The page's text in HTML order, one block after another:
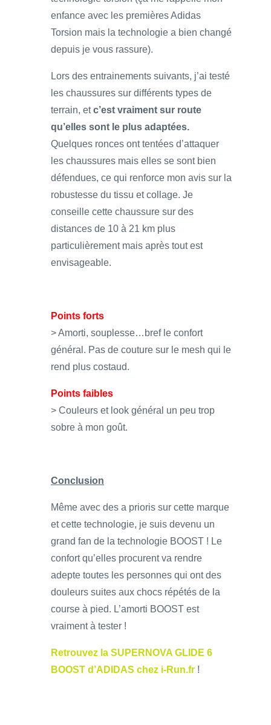
enfance avec les premières Adidas
Torsion mais la technologie a bien changé
depuis je vous rassure).
Lors des entrainements suivants, j’ai testé
les chaussures sur différents types de
terrain, etc’est vraiment sur route
qu’elles sont le plus adaptées.
Quelques ronces ont tentées d’attaquer
les chaussures mais elles se sont bien
défendues, ce qui renforce mon avis sur la
robustesse du tissu et collage. Je
conseille cette chaussure sur des
distances de 10 à 21 km plus
particulièrement mais après tout est
envisageable.
Points forts
> Amorti, souplesse…bref le confort
général. Pas de couture sur le mesh qui le
rend plus costaud.
Points faibles
> Couleurs et look général un peu trop
sobre à mon goût.
Conclusion
Même avec des a prioris sur cette marque
et cette technologie, je suis devenu un
grand fan de la technologie BOOST ! Le
confort qu’elles procurent va rendre
adepte toutes les personnes qui ont des
douleurs suites aux chocs répétés de la
course à pied. L’amorti BOOST est
vraiment à tester !
Retrouvez la SUPERNOVA GLIDE 6
BOOST d’ADIDAS chez i-Run.fr !